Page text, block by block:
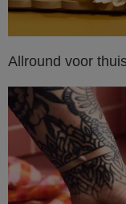
Allround voor